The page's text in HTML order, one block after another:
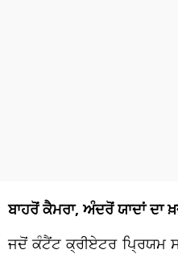
ਬਾਹਰੋਂ ਕੈਮਰਾ, ਅੰਦਰੋਂ ਯਾਦਾਂ ਦਾ
ਜਦੋਂ ਕੰਟੈਂਟ ਕ੍ਰੀਏਟਰ ਪ੍ਰਿਯਮ